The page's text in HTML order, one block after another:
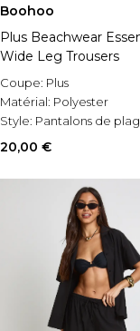
Boohoo
Plus Beachwear
Wide Leg Trousers
Coupe: Plus
Matérial: Polyester
Style: Pantalons de
20,00 €